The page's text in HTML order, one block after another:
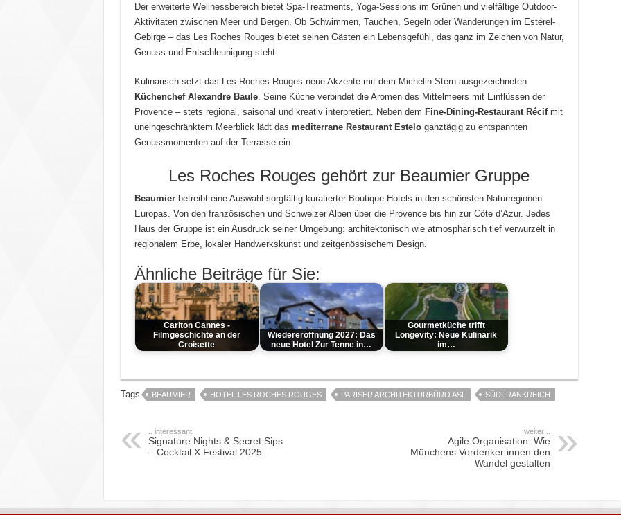
Der erweiterte Wellnessbereich bietet Spa-Treatments, Yoga-Sessions im Grünen und vielfältige Outdoor-
Aktivitäten zwischen Meer und Bergen. Ob Schwimmen, Tauchen, Segeln oder Wanderungen im Estérel-
Gebirge – das Les Roches Rouges bietet seinen Gästen ein Lebensgefühl, das ganz im Zeichen von Natur,
Genuss und Entschleunigung steht.
Kulinarisch setzt das Les Roches Rouges neue Akzente mit dem Michelin-Stern ausgezeichneten
Küchenchef Alexandre Baule. Seine Küche verbindet die Aromen des Mittelmeers mit Einflüssen der
Provence – stets regional, saisonal und kreativ interpretiert.
Neben dem Fine-Dining-Restaurant Récifmit
uneingeschränktem Meerblick lädt das mediterrane Restaurant Esteloganztägig zu entspannten
Genussmomenten auf der Terrasse ein.
Les Roches Rouges gehört zur Beaumier Gruppe
Beaumierbetreibt eine Auswahl sorgfältig kuratierter Boutique-Hotels in den schönsten Naturregionen
Europas. Von den französischen und Schweizer Alpen über die Provence bis hin zur Côte d’Azur. Jedes
Haus der Gruppe ist ein Ausdruck seiner Umgebung: architektonisch wie atmosphärisch tief verwurzelt in
regionalem Erbe, lokaler Handwerkskunst und zeitgenössischem Design.
Ähnliche Beiträge für Sie:
Carlton Cannes -
Filmgeschichte an der
Croisette
Wiedereröffnung 2027: Das
neue Hotel Zur Tenne in…
Gourmetküche trifft
Longevity: Neue Kulinarik
im…
Tags BEAUMIER HOTEL LES ROCHES ROUGES PARISER ARCHITEKTURBÜRO ASL SÜDFRANKREICH
.. interessant
Signature Nights & Secret Sips
– Cocktail X Festival 2025
weiter ..
Agile Organisation: Wie
Münchens Vordenker:innen den
Wandel gestalten